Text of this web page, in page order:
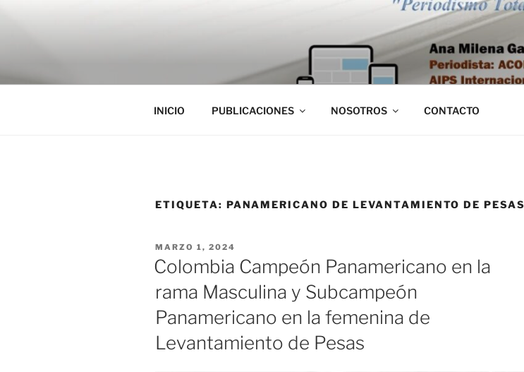
INICIO PUBLICACIONES NOSOTROS CONTACTO
ETIQUETA: PANAMERICANO DE LEVANTAMIENTO DE
PUBLICADO
EL
MARZO 1, 2024
Colombia Campeón Panamericano en la
rama Masculina y Subcampeón
Panamericano en la femenina de
Levantamiento de Pesas